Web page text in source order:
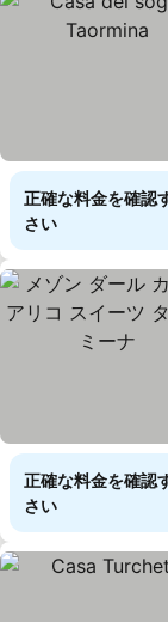
正確な料金を確認
さい
正確な料金を確認
さい